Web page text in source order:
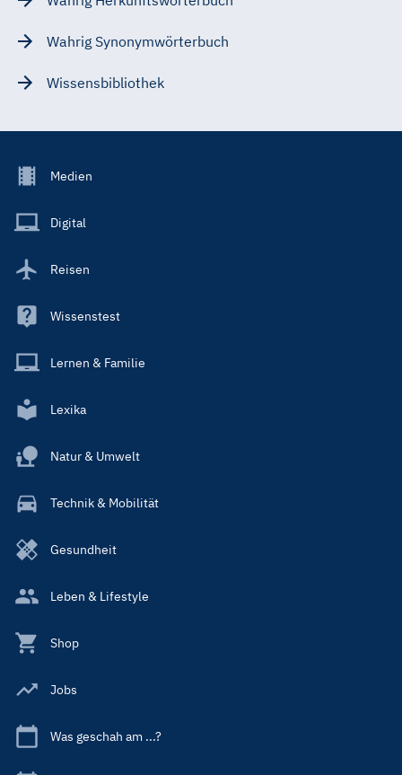
Wahrig Synonymwörterbuch
Wissensbibliothek
Footer
Main
Medien
Digital
Reisen
Wissenstest
Lernen & Familie
Lexika
Natur & Umwelt
Technik & Mobilität
Gesundheit
Leben & Lifestyle
Shop
Jobs
Was geschah am ...?